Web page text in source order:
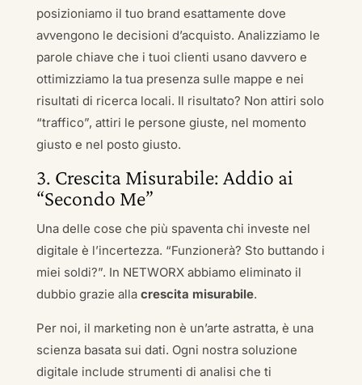
posizioniamo il tuo brand esattamente dove
avvengono le decisioni d’acquisto. Analizziamo le
parole chiave che i tuoi clienti usano davvero e
ottimizziamo la tua presenza sulle mappe e nei
risultati di ricerca locali. Il risultato? Non attiri solo
“traffico”, attiri le persone giuste, nel momento
giusto e nel posto giusto.
3. Crescita Misurabile: Addio ai
“Secondo Me”
Una delle cose che più spaventa chi investe nel
digitale è l’incertezza. “Funzionerà? Sto buttando i
miei soldi?”. In NETWORX abbiamo eliminato il
dubbio grazie alla crescita misurabile.
Per noi, il marketing non è un’arte astratta, è una
scienza basata sui dati. Ogni nostra soluzione
digitale include strumenti di analisi che ti